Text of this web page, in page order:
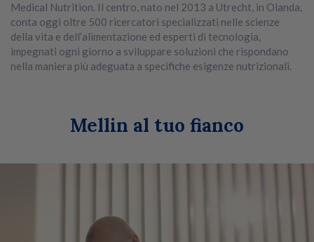
Medical Nutrition. Il centro, nato nel 2013 a Utrecht, in Olanda,
conta oggi oltre 500 ricercatori specializzati nelle scienze
della vita e dell’alimentazione ed esperti di tecnologia,
impegnati ogni giorno a sviluppare soluzioni che rispondano
nella maniera più adeguata a specifiche esigenze nutrizionali.
Mellin al tuo fianco